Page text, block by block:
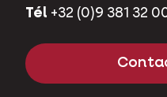
Tél +32 (0)9 381 32